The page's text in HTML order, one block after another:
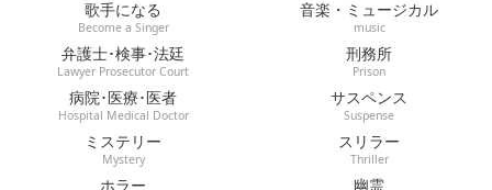
歌手になる
Become a Singer
音楽・ミュージカル
music
弁護士･検事･法廷
Lawyer Prosecutor Court
刑務所
Prison
病院･医療･医者
Hospital Medical Doctor
サスペンス
Suspense
ミステリー
Mystery
スリラー
Thriller
ホラー 幽霊